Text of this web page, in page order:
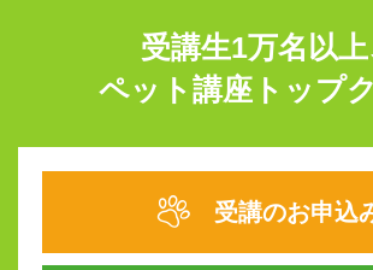
受講生1万名以上
ペット講座トップ
受講のお申込